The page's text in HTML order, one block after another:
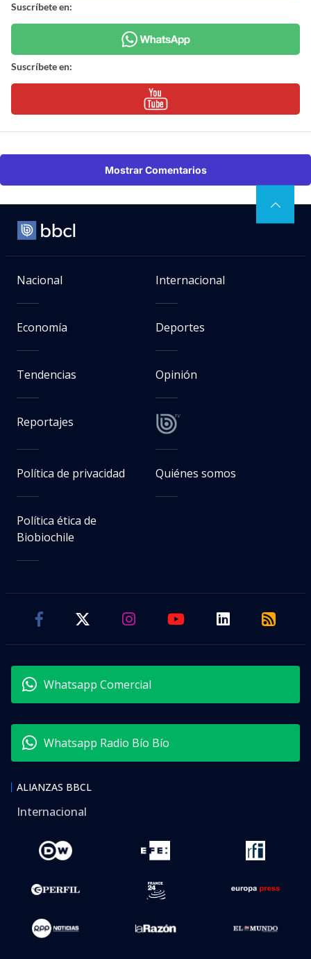
Suscríbete en:
Suscríbete en:
Mostrar Comentarios
Nacional Internacional
Economía Deportes
Tendencias Opinión
Reportajes
Política de privacidad Quiénes somos
Política ética de
Biobiochile
Whatsapp Comercial
Whatsapp Radio Bío Bío
ALIANZAS BBCL
Internacional